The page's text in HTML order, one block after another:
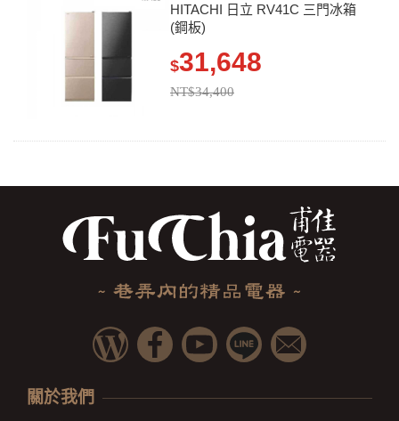
HITACHI 日立 RV41C 三門冰箱
(鋼板)
$31,648
NT$34,400
關於我們